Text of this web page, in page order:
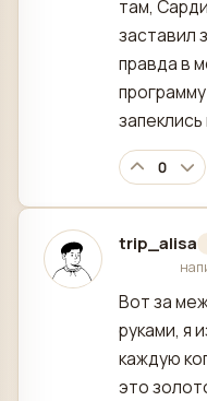
там,
заставил
правда в
запеклись
0
trip_alisa
Вот за
руками, я
каждую
это